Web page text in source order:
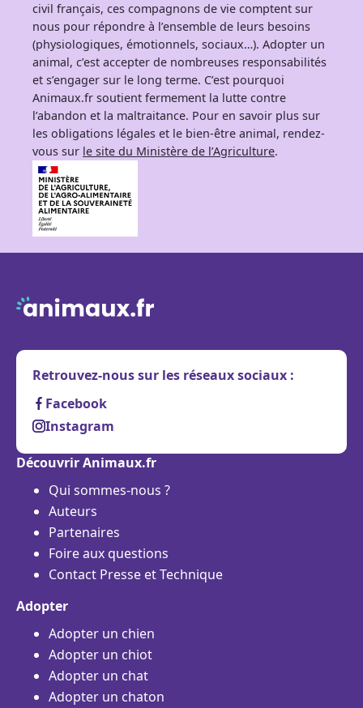
civil français, ces compagnons de vie comptent sur
nous pour répondre à l’ensemble de leurs besoins
(physiologiques, émotionnels, sociaux…). Adopter un
animal, c’est accepter de nombreuses responsabilités
et s’engager sur le long terme. C’est pourquoi
Animaux.fr soutient fermement la lutte contre
l’abandon et la maltraitance. Pour en savoir plus sur
les obligations légales et le bien-être animal, rendez-
vous sur le site du Ministère de l’Agriculture.
Retrouvez-nous sur les réseaux sociaux :
Facebook
Instagram
Découvrir Animaux.fr
Qui sommes-nous ?
Auteurs
Partenaires
Foire aux questions
Contact Presse et Technique
Adopter
Adopter un chien
Adopter un chiot
Adopter un chat
Adopter un chaton